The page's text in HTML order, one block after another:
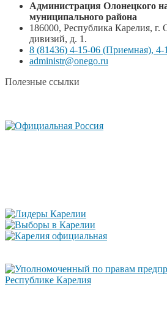
Администрация Олонецкого
муниципального района
186000, Республика Карелия,
дивизий, д. 1.
8 (81436) 4-15-06 (Приемная), 4-
administr@onego.ru
Полезные ссылки